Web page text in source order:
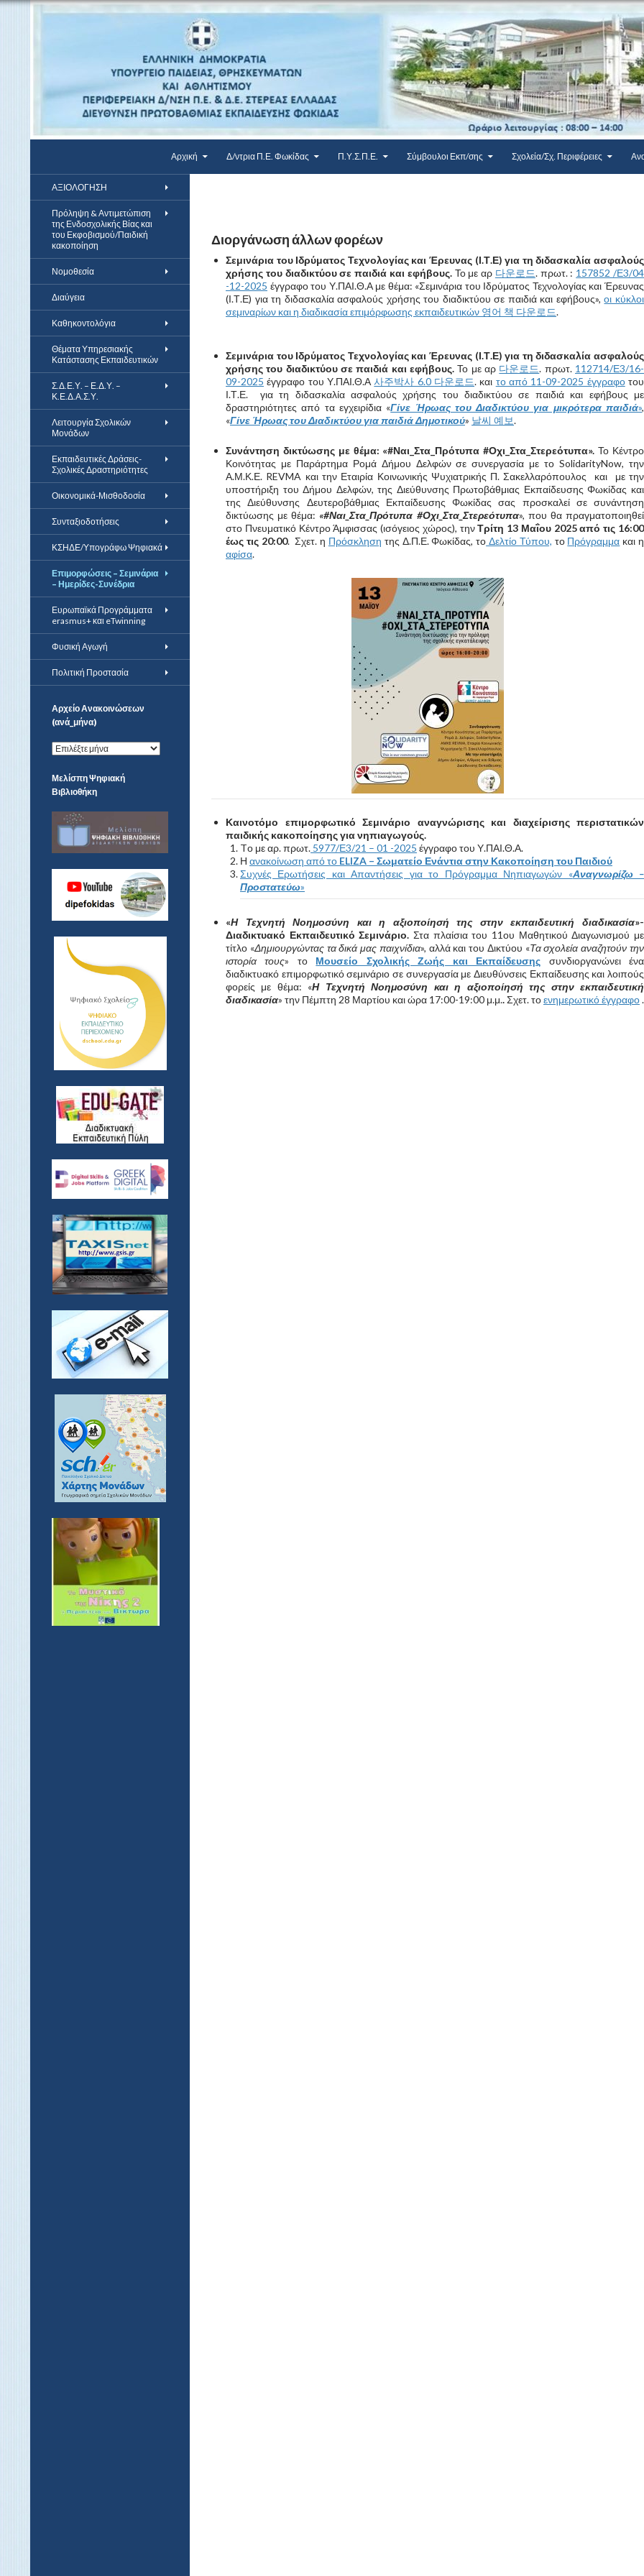
Αρχική
Δ/ντρια Π.Ε. Φωκίδας Π.Υ.Σ.Π.Ε. Σύμβουλοι Εκπ/σης Σχολεία/Σχ. Περιφέρειες
Διοργάνωση άλλων φορέων
Σεμινάρια του Ιδρύματος Τεχνολογίας και Έρευνας (Ι.Τ.Ε) για τη διδασκαλία ασφαλούς
χρήσης του διαδικτύου σε παιδιά και εφήβους. Το με αρ 다운로드. πρωτ. : 157852 /Ε3/04
-12-2025 έγγραφο του Υ.ΠΑΙ.Θ.Α με θέμα: «Σεμινάρια του Ιδρύματος Τεχνολογίας και Έρευνας
(Ι.Τ.Ε) για τη διδασκαλία ασφαλούς χρήσης του διαδικτύου σε παιδιά και εφήβους»,οι κύκλοι
σεμιναρίων και η διαδικασία επιμόρφωσης εκπαιδευτικών 영어 책 다운로드.
Σεμινάρια του Ιδρύματος Τεχνολογίας και Έρευνας (Ι.Τ.Ε) για τη διδασκαλία ασφαλούς
χρήσης του διαδικτύου σε παιδιά και εφήβους.Το με αρ 다운로드. πρωτ. 112714/Ε3/16-
09-2025 έγγραφο του Υ.ΠΑΙ.Θ.Α사주박사 6.0 다운로드. και το από 11-09-2025 έγγραφοτου
Ι.Τ.Ε. για τη διδασκαλία ασφαλούς χρήσης του διαδικτύου σε παιδιά και εφήβους με
δραστηριότητες από τα εγχειρίδια «Γίνε Ήρωας του Διαδικτύου για μικρότερα παιδιά»,
«Γίνε Ήρωας του Διαδικτύου για παιδιά Δημοτικού» 날씨 예보.
Συνάντηση δικτύωσης με θέμα: «#Ναι_Στα_Πρότυπα #Οχι_Στα_Στερεότυπα».Το Κέντρο
Κοινότητας με Παράρτημα Ρομά Δήμου Δελφών σε συνεργασία με το SolidarityNow, την
Α.Μ.Κ.Ε. REVMA και την Εταιρία Κοινωνικής Ψυχιατρικής Π. Σακελλαρόπουλος και με την
υποστήριξη του Δήμου Δελφών, της Διεύθυνσης Πρωτοβάθμιας Εκπαίδευσης Φωκίδας και
της Διεύθυνσης Δευτεροβάθμιας Εκπαίδευσης Φωκίδας σας προσκαλεί σε συνάντηση
δικτύωσης με θέμα: «#Ναι_Στα_Πρότυπα #Οχι_Στα_Στερεότυπα», που θα πραγματοποιηθεί
στο Πνευματικό Κέντρο Άμφισσας (ισόγειος χώρος), τηνΤρίτη 13 Μαΐου 2025 από τις 16:00
έως τις 20:00. Σχετ. η Πρόσκληση της Δ.Π.Ε. Φωκίδας, το Δελτίο Τύπου, το Πρόγραμμα και η
αφίσα.
Καινοτόμο επιμορφωτικό Σεμινάριο αναγνώρισης και διαχείρισης περιστατικών
παιδικής κακοποίησης για νηπιαγωγούς.
Tο με αρ. πρωτ. 5977/Ε3/21 – 01 -2025 έγγραφο του Υ.ΠΑΙ.Θ.Α.
Η ανακοίνωση από το ELIZA – Σωματείο Ενάντια στην Κακοποίηση του Παιδιού
Συχνές Ερωτήσεις και Απαντήσεις για το Πρόγραμμα Νηπιαγωγών «Αναγνωρίζω –
Προστατεύω»
«Η Τεχνητή Νοημοσύνη και η αξιοποίησή της στην εκπαιδευτική διαδικασία»-
Διαδικτυακό Εκπαιδευτικό Σεμινάριο. Στα πλαίσια του 11ου Μαθητικού Διαγωνισμού με
τίτλο «Δημιουργώντας τα δικά μας παιχνίδια», αλλά και του Δικτύου «Τα σχολεία αναζητούν την
ιστορία τους» το Μουσείο Σχολικής Ζωής και Εκπαίδευσης συνδιοργανώνει ένα
διαδικτυακό επιμορφωτικό σεμινάριο σε συνεργασία με Διευθύνσεις Εκπαίδευσης και λοιπούς
φορείς με θέμα: «Η Τεχνητή Νοημοσύνη και η αξιοποίησή της στην εκπαιδευτική
διαδικασία» την Πέμπτη 28 Μαρτίου και ώρα 17:00-19:00 μ.μ..Σχετ. τοενημερωτικό έγγραφο.
ΑΞΙΟΛΟΓΗΣΗ
Πρόληψη & Αντιμετώπιση
της Ενδοσχολικής Βίας και
του Εκφοβισμού/Παιδική
κακοποίηση
Νομοθεσία
Διαύγεια
Καθηκοντολόγια
Θέματα Υπηρεσιακής
Κατάστασης Εκπαιδευτικών
Σ.Δ.Ε.Υ. – Ε.Δ.Υ. –
Κ.Ε.Δ.Α.Σ.Υ.
Λειτουργία Σχολικών
Μονάδων
Εκπαιδευτικές Δράσεις-
Σχολικές Δραστηριότητες
Οικονομικά-Μισθοδοσία
Συνταξιοδοτήσεις
ΚΣΗΔΕ/Υπογράφω Ψηφιακά
Επιμορφώσεις – Σεμινάρια
– Ημερίδες-Συνέδρια
Ευρωπαϊκά Προγράμματα
erasmus+ και eTwinning
Φυσική Αγωγή
Πολιτική Προστασία
Αρχείο Ανακοινώσεων
(ανά_μήνα)
Α
χ
ε
ο
Α
α
ν
α
Μελίσπη Ψηφιακή
Βιβλιοθήκη